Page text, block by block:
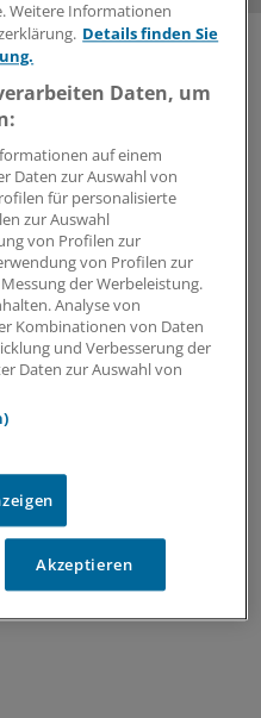
von
sind die Zwillinge Yachar
nur im Doppelpack.
Herausforderung.
bei Hitzewellen:
Arzneitherapie während
Die CALOR-Liste, die
soll Praxisteams und
Weitere Informationen
Details finden Sie
Daten, um
auf einem
Daten zur Auswahl von
für personalisierte
zur Auswahl
von Profilen zur
von Profilen zur
der Werbeleistung.
Analyse von
Kombinationen von Daten
und Verbesserung der
Daten zur Auswahl von
Akzeptieren